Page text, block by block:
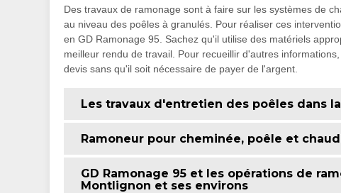
Des travaux de ramonage sont à faire sur les systèmes de
au niveau des poêles à granulés. Pour réaliser ces
en GD Ramonage 95. Sachez qu'il utilise des matériels
meilleur rendu de travail. Pour recueillir d'autres
devis sans qu'il soit nécessaire de payer de l'argent.
Les travaux d'entretien des poêles dans
Ramoneur pour cheminée, poêle et
GD Ramonage 95 et les opérations de
Montlignon et ses environs